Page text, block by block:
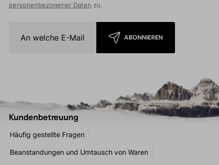
personenbezogener Daten zu.
ABONNIEREN
Kundenbetreuung
Häufig gestellte Fragen
Beanstandungen und Umtausch von Waren